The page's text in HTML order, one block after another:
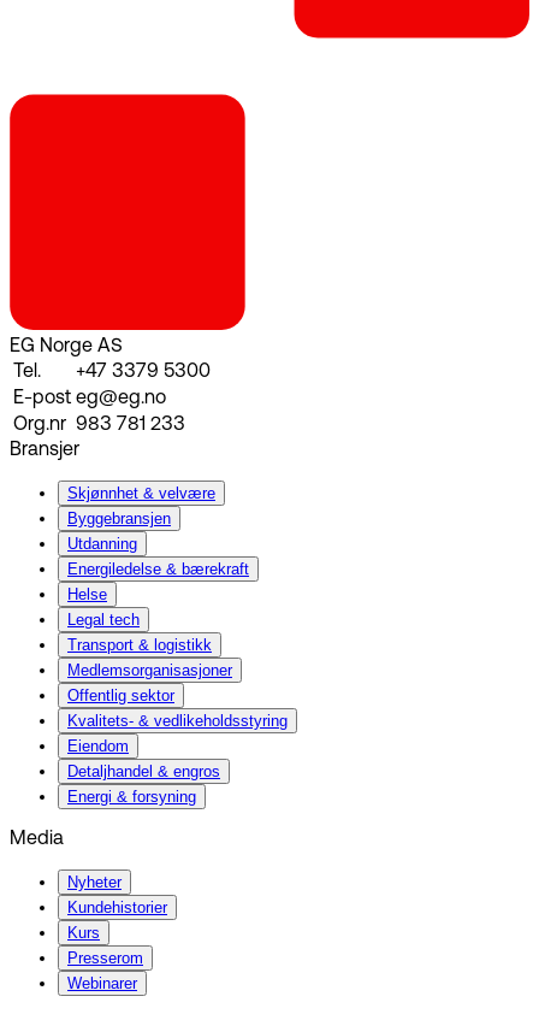
EG Norge AS
Tel.
+47 3379 5300
E-post eg@eg.no
Org.nr 983 781 233
Bransjer
Skjønnhet & velvære
Byggebransjen
Utdanning
Energiledelse & bærekraft
Helse
Legal tech
Transport & logistikk
Medlemsorganisasjoner
Offentlig sektor
Kvalitets- & vedlikeholdsstyring
Eiendom
Detaljhandel & engros
Energi & forsyning
Media
Nyheter
Kundehistorier
Kurs
Presserom
Webinarer